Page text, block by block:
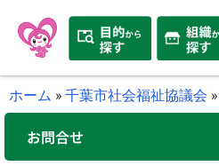
ホーム »千葉市社会福祉協議会 »
お問合せ